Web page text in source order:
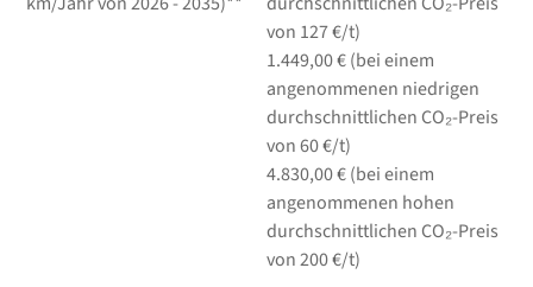
von 127 €/t)
1.449,00 € (bei einem
angenommenen niedrigen
durchschnittlichen CO₂-Preis
von 60 €/t)
4.830,00 € (bei einem
angenommenen hohen
durchschnittlichen CO₂-Preis
von 200 €/t)